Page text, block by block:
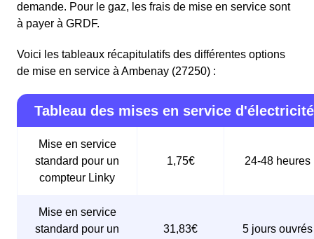
demande. Pour le gaz, les frais de mise en service sont
à payer à GRDF.
Voici les tableaux récapitulatifs des différentes options
de mise en service à Ambenay (27250) :
Tableau des mises en service d'électricité
Mise en service
standard pour un
compteur Linky
1,75€ 24-48 heures
Mise en service
standard pour un
31,83€ 5 jours ouvrés